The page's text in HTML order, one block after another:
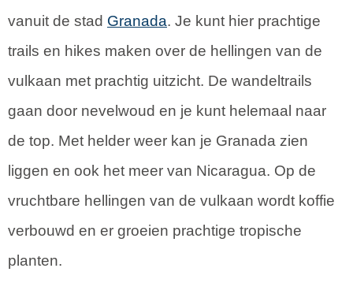
vanuit de stad Granada. Je kunt hier prachtige
trails en hikes maken over de hellingen van de
vulkaan met prachtig uitzicht. De wandeltrails
gaan door nevelwoud en je kunt helemaal naar
de top. Met helder weer kan je Granada zien
liggen en ook het meer van Nicaragua. Op de
vruchtbare hellingen van de vulkaan wordt koffie
verbouwd en er groeien prachtige tropische
planten.